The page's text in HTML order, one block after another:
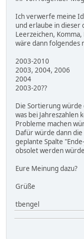
Ich verwerfe meine
und erlaube in dieser
Leerzeichen,
wäre dann folgendes
2003-2010
2003, 2004, 2006
2004
2003-20??
Die Sortierung
was bei Jahreszahlen
Probleme machen
Dafür würde dann die
geplante Spalte
obsolet werden
Eure Meinung dazu?
Grüße
tbengel